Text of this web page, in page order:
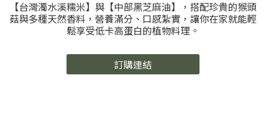
【台灣濁水溪糯米】與【中部黑芝麻油】，搭配珍貴的猴頭
菇與多種天然香料，營養滿分、口感紮實，讓你在家就能輕
鬆享受低卡高蛋白的植物料理。
訂購連結